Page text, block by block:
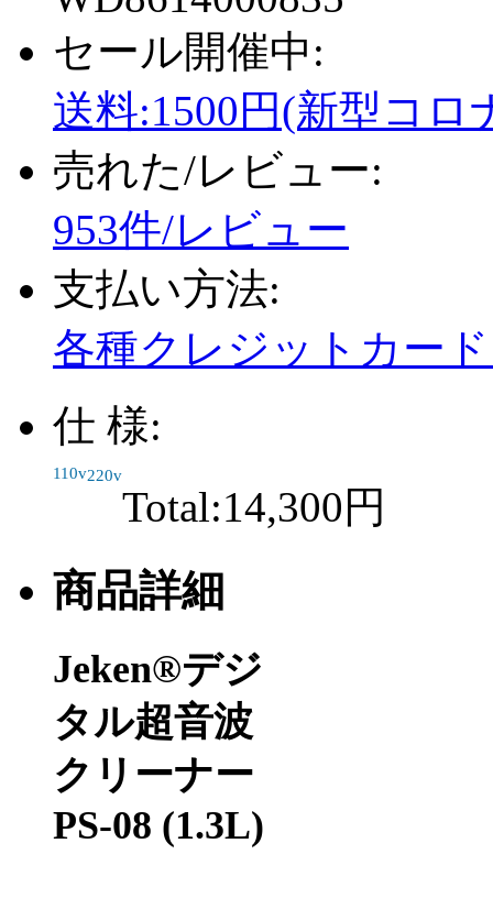
セール開催中:
送料:1500円(新型コロ
売れた/レビュー:
953件/レビュー
支払い方法:
各種クレジットカー
仕 様:
110v220v
Total:14,300円
商品詳細
Jeken®デジ
タル超音波
クリーナー
PS-08 (1.3L)